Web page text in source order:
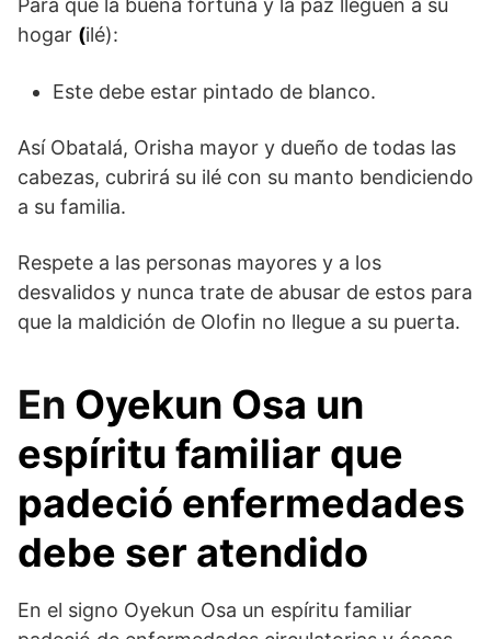
hogar (ilé):
Este debe estar pintado de blanco.
Así Obatalá, Orisha mayor y dueño de todas las
cabezas, cubrirá su ilé con su manto bendiciendo
a su familia.
Respete a las personas mayores y a los
desvalidos y nunca trate de abusar de estos para
que la maldición de Olofin no llegue a su puerta.
En Oyekun Osa un
espíritu familiar que
padeció enfermedades
debe ser atendido
En el signo Oyekun Osa un espíritu familiar